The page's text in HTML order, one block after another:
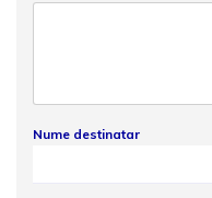
Nume destinatar